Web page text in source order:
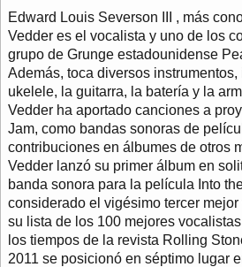
Edward Louis Severson III , más
Vedder es el vocalista y uno de los
grupo de Grunge estadounidense
Además, toca diversos instrumentos,
ukelele, la guitarra, la batería y la
Vedder ha aportado canciones a
Jam, como bandas sonoras de
contribuciones en álbumes de otros
Vedder lanzó su primer álbum en
banda sonora para la película Into
considerado el vigésimo tercer
su lista de los 100 mejores
los tiempos de la revista Rolling
2011 se posicionó en séptimo lugar